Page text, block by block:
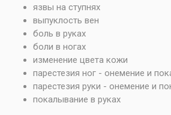
язвы на ступнях
выпуклость вен
боль в руках
боли в ногах
изменение цвета кожи
парестезия ног - онемение и
парестезия руки - онемение и
покалывание в руках